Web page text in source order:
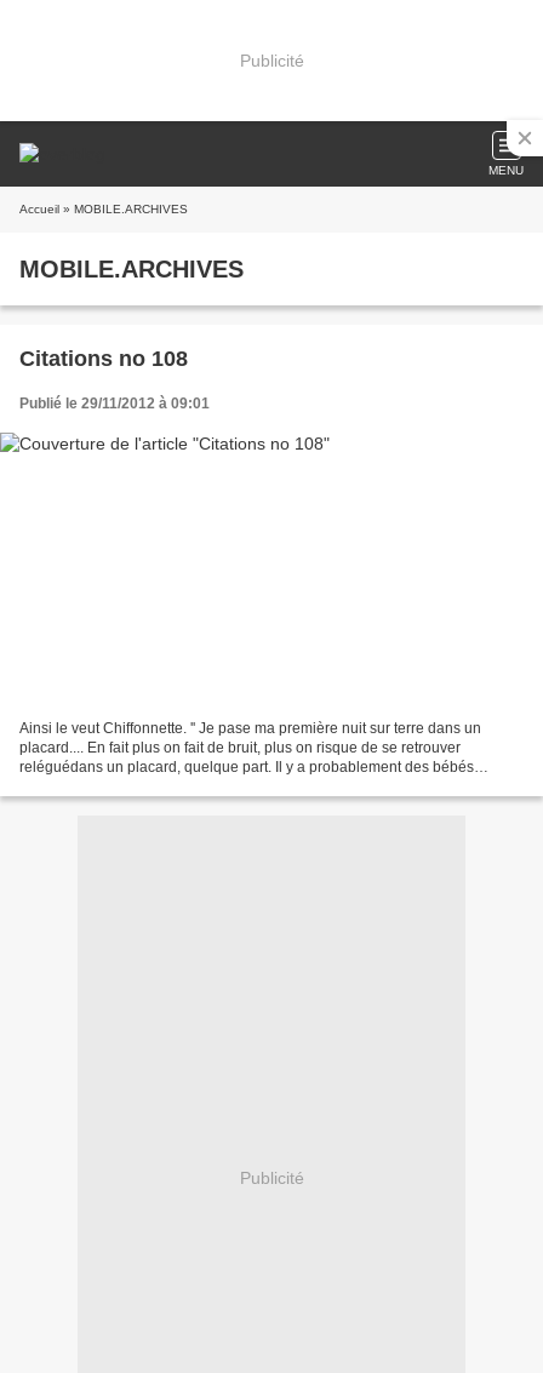
Publicité
MENU
Accueil » MOBILE.ARCHIVES
MOBILE.ARCHIVES
Citations no 108
Publié le 29/11/2012 à 09:01
Ainsi le veut Chiffonnette. '' Je pase ma première nuit sur terre dans un
placard.... En fait plus on fait de bruit, plus on risque de se retrouver
reléguédans un placard, quelque part. Il y a probablement des bébés
Publicité